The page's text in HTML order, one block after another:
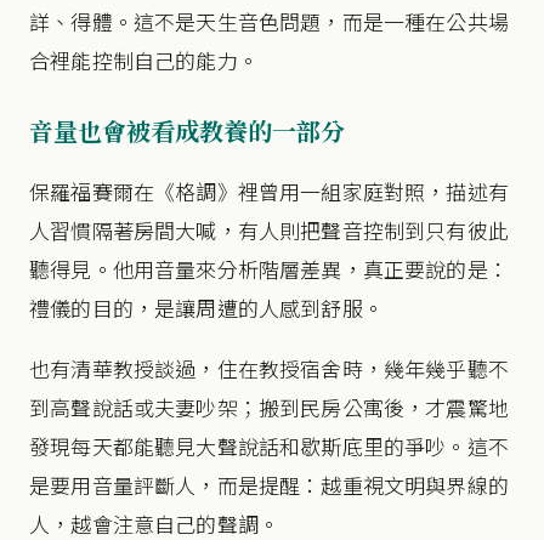
詳、得體。這不是天生音色問題，而是一種在公共場
合裡能控制自己的能力。
音量也會被看成教養的一部分
保羅福賽爾在《格調》裡曾用一組家庭對照，描述有
人習慣隔著房間大喊，有人則把聲音控制到只有彼此
聽得見。他用音量來分析階層差異，真正要說的是：
禮儀的目的，是讓周遭的人感到舒服。
也有清華教授談過，住在教授宿舍時，幾年幾乎聽不
到高聲說話或夫妻吵架；搬到民房公寓後，才震驚地
發現每天都能聽見大聲說話和歇斯底里的爭吵。這不
是要用音量評斷人，而是提醒：越重視文明與界線的
人，越會注意自己的聲調。